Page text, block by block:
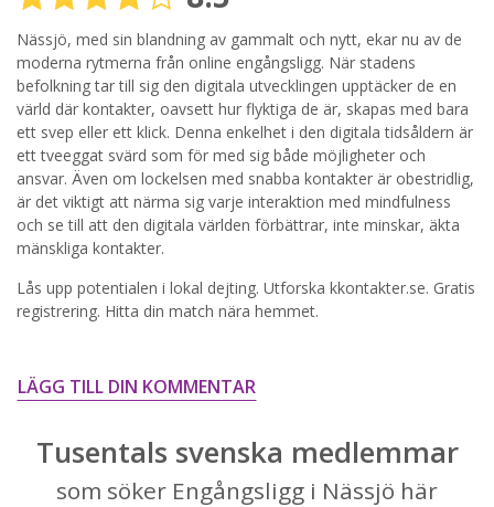
Genom att registrera godkänner jag Villkorenoch
Sekretesspolicyn. Jag godkänner att ta emot information och
reklam via e-post från hemsidans operatörer. Jag kan dra
tillbaka godkännande när jag vill.
STARTA NU!
Nässjö, med sin blandning av gammalt och nytt, ekar nu av de
moderna rytmerna från online engångsligg. När stadens
befolkning tar till sig den digitala utvecklingen upptäcker de en
värld där kontakter, oavsett hur flyktiga de är, skapas med bara
ett svep eller ett klick. Denna enkelhet i den digitala tidsåldern är
ett tveeggat svärd som för med sig både möjligheter och
ansvar. Även om lockelsen med snabba kontakter är obestridlig,
är det viktigt att närma sig varje interaktion med mindfulness
och se till att den digitala världen förbättrar, inte minskar, äkta
mänskliga kontakter.
Lås upp potentialen i lokal dejting. Utforska kkontakter.se. Gratis
registrering. Hitta din match nära hemmet.
LÄGG TILL DIN KOMMENTAR
Tusentals svenska medlemmar
som söker Engångsligg i Nässjö här